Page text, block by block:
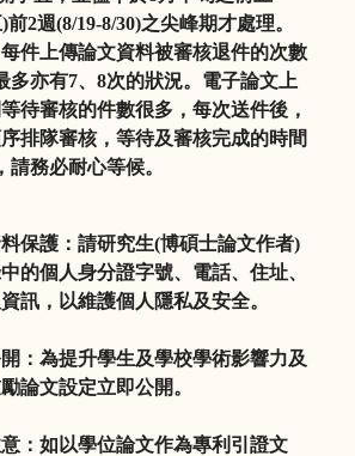
)前2週(8/19-8/30)之尖峰期才處理。
件上傳論文資料被審核退件的次數
多亦有7、 8次的狀況。 電子論文上
待審核的件數很多 ，每次送件後，
排隊審核， 等待及審核完成的時間
請務必耐心等候。
保護：請研究生(博碩士論文作者)
的個人身分證字號、電話、住址、
訊， 以維護個人隱私及安全。
：為提升學生及學校學術影響力及
論文設定立即公開。
：如以學位論文作為專利引證文